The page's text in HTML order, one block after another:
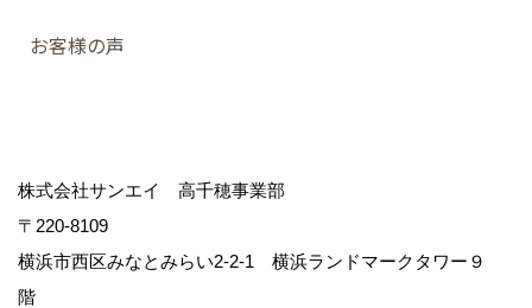
お客様の声
株式会社サンエイ 高千穂事業部
〒220-8109
横浜市西区みなとみらい2-2-1 横浜ランドマークタワー９
階